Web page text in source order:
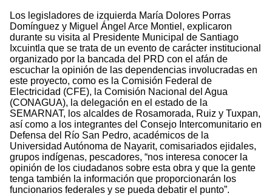
Los legisladores de izquierda María Dolores Porras
Domínguez y Miguel Ángel Arce Montiel, explicaron
durante su visita al Presidente Municipal de Santiago
Ixcuintla que se trata de un evento de carácter institucional
organizado por la bancada del PRD con el afán de
escuchar la opinión de las dependencias involucradas en
este proyecto, como es la Comisión Federal de
Electricidad (CFE), la Comisión Nacional del Agua
(CONAGUA), la delegación en el estado de la
SEMARNAT, los alcaldes de Rosamorada, Ruiz y Tuxpan,
así como a los integrantes del Consejo Intercomunitario en
Defensa del Río San Pedro, académicos de la
Universidad Autónoma de Nayarit, comisariados ejidales,
grupos indígenas, pescadores, “nos interesa conocer la
opinión de los ciudadanos sobre esta obra y que la gente
tenga también la información que proporcionarán los
funcionarios federales y se pueda debatir el punto”.